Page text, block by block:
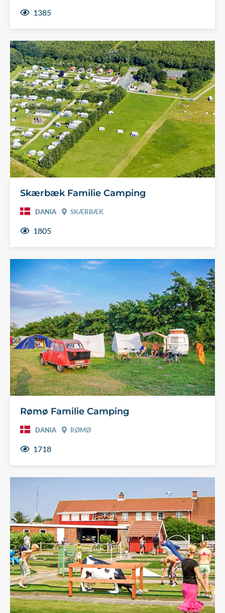
1385
Skærbæk Familie Camping
DANIA SKÆRBÆK
1805
Rømø Familie Camping
DANIA RØMØ
1718